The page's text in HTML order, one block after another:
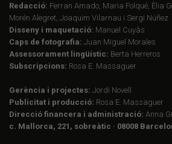
Redacció: Ferran Amado, Maria Folqué, Èlia
Morén Alegret, Joaquim Vilarnau i Sergi Núñez
Disseny i maquetació: Manuel Cuyàs
Caps de fotografia: Juan Miguel Morales
Assessorament lingüístic: Berta Herreros
Subscripcions: Rosa E. Massaguer
Gerència i projectes: Jordi Novell
Publicitat i producció: Rosa E. Massaguer
Direcció financera i administració: Anna
c. Mallorca, 221, sobreàtic · 08008